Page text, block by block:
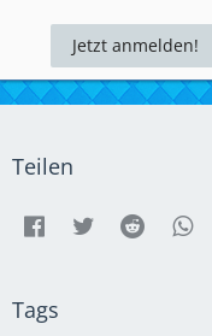
Website:
Jetzt anmelden!
Teilen
Tags